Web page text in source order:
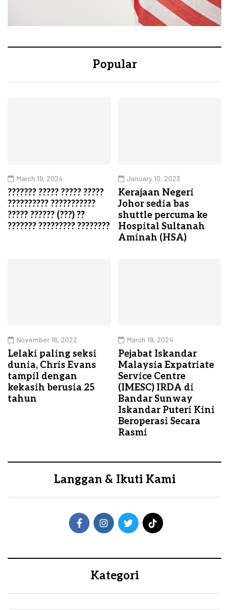
Popular
March 19, 2024
??????? ????? ????? ?????
?????????? ???????????
????? ?????? (???) ??
??????? ????????? ????????
January 10, 2023
Kerajaan Negeri
Johor sedia bas
shuttle percuma ke
Hospital Sultanah
Aminah (HSA)
November 16, 2022
Lelaki paling seksi
dunia, Chris Evans
tampil dengan
kekasih berusia 25
tahun
March 19, 2024
Pejabat Iskandar
Malaysia Expatriate
Service Centre
(IMESC) IRDA di
Bandar Sunway
Iskandar Puteri Kini
Beroperasi Secara
Rasmi
Langgan & Ikuti Kami
Kategori